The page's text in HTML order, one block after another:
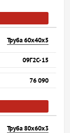
Труба 60х40х5
09Г2С-15
76 090
Труба 80х60х3